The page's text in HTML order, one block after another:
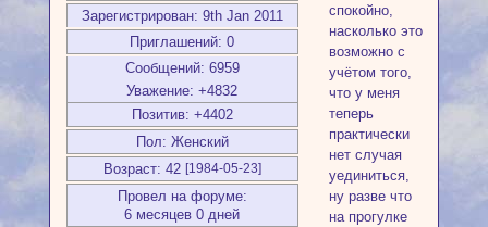
Зарегистрирован: 9th Jan 2011
Приглашений: 0
Сообщений: 6959
Уважение: +4832
Позитив: +4402
Пол: Женский
Возраст: 42 [1984-05-23]
Провел на форуме:
6 месяцев 0 дней
спокойно,
насколько это
возможно с
учётом того,
что у меня
теперь
практически
нет случая
уединиться,
ну разве что
на прогулке